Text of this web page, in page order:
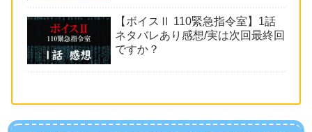
【ボイスⅡ 110緊急指令室】1話
ネタバレあり感想/実は次回最終回
ですか？